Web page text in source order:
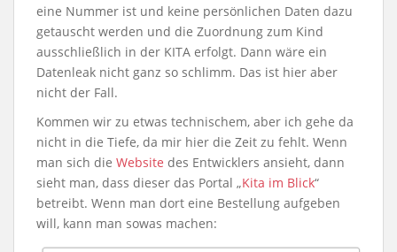
eine Nummer ist und keine persönlichen Daten dazu
getauscht werden und die Zuordnung zum Kind
ausschließlich in der KITA erfolgt. Dann wäre ein
Datenleak nicht ganz so schlimm. Das ist hier aber
nicht der Fall.
Kommen wir zu etwas technischem, aber ich gehe da
nicht in die Tiefe, da mir hier die Zeit zu fehlt. Wenn
man sich die Website des Entwicklers ansieht, dann
sieht man, dass dieser das Portal „Kita im Blick“
betreibt. Wenn man dort eine Bestellung aufgeben
will, kann man sowas machen: